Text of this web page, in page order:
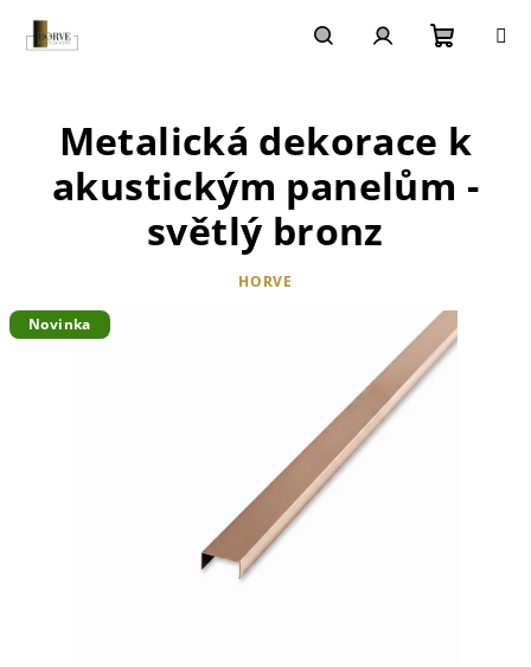
obsah
košík
Metalická dekorace k
akustickým panelům -
světlý bronz
HORVE
Novinka